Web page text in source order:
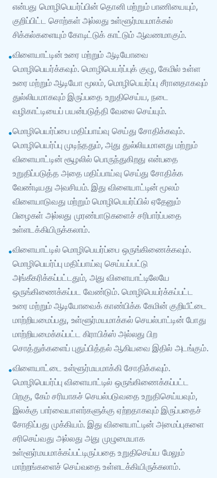
என்பது மொழிபெயர்ப்பின் தொனி மற்றும் பாணியையும்,
குறிப்பிட்ட சொற்கள் அல்லது உள்ளூர்மயமாக்கல்
சிக்கல்களையும் கோடிட்டுக் காட்டும் ஆவணமாகும்.
•விளையாட்டின் உரை மற்றும் ஆடியோவை
மொழிபெயர்க்கவும். மொழிபெயர்ப்புக் குழு, கேமில் உள்ள
உரை மற்றும் ஆடியோ மூலம், மொழிபெயர்ப்பு சீரானதாகவும்
துல்லியமாகவும் இருப்பதை உறுதிசெய்ய, நடை
வழிகாட்டியைப் பயன்படுத்தி வேலை செய்யும்.
•மொழிபெயர்ப்பை மதிப்பாய்வு செய்து சோதிக்கவும்.
மொழிபெயர்ப்பு முடிந்ததும், அது துல்லியமானது மற்றும்
விளையாட்டின் சூழலில் பொருந்துகிறது என்பதை
உறுதிப்படுத்த அதை மதிப்பாய்வு செய்து சோதிக்க
வேண்டியது அவசியம். இது விளையாட்டின் மூலம்
விளையாடுவது மற்றும் மொழிபெயர்ப்பில் ஏதேனும்
பிழைகள் அல்லது முரண்பாடுகளைச் சரிபார்ப்பதை
உள்ளடக்கியிருக்கலாம்.
•விளையாட்டில் மொழிபெயர்ப்பை ஒருங்கிணைக்கவும்.
மொழிபெயர்ப்பு மதிப்பாய்வு செய்யப்பட்டு
அங்கீகரிக்கப்பட்டதும், அது விளையாட்டிலேயே
ஒருங்கிணைக்கப்பட வேண்டும். மொழிபெயர்க்கப்பட்ட
உரை மற்றும் ஆடியோவைக் காண்பிக்க கேமின் குறியீட்டை
மாற்றியமைப்பது, உள்ளூர்மயமாக்கல் செயல்பாட்டின் போது
மாற்றியமைக்கப்பட்ட கிராபிக்ஸ் அல்லது பிற
சொத்துக்களைப் புதுப்பித்தல் ஆகியவை இதில் அடங்கும்.
•விளையாட்டை உள்ளூர்மயமாக்கி சோதிக்கவும்.
மொழிபெயர்ப்பு விளையாட்டில் ஒருங்கிணைக்கப்பட்ட
பிறகு, கேம் சரியாகச் செயல்படுவதை உறுதிசெய்யவும்,
இலக்கு பார்வையாளர்களுக்கு ஏற்றதாகவும் இருப்பதைச்
சோதிப்பது முக்கியம். இது விளையாட்டின் அமைப்புகளை
சரிசெய்வது அல்லது அது முழுமையாக
உள்ளூர்மயமாக்கப்பட்டிருப்பதை உறுதிசெய்ய மேலும்
மாற்றங்களைச் செய்வதை உள்ளடக்கியிருக்கலாம்.